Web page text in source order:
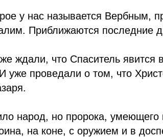
у нас называется Вербным,
Приближаются последние
ждали, что Спаситель явится
уже проведали о том, что
народ, но пророка, умеющего
на коне, с оружием и в